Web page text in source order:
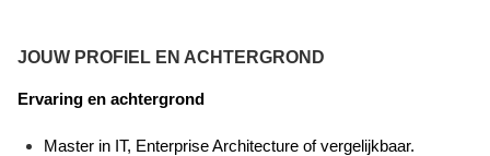
JOUW PROFIEL EN ACHTERGROND
Ervaring en achtergrond
Master in IT, Enterprise Architecture of vergelijkbaar.